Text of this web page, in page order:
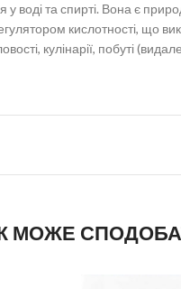
у воді та спирті. Вона є
кислотності, що
кулінарії, побуті
МОЖЕ